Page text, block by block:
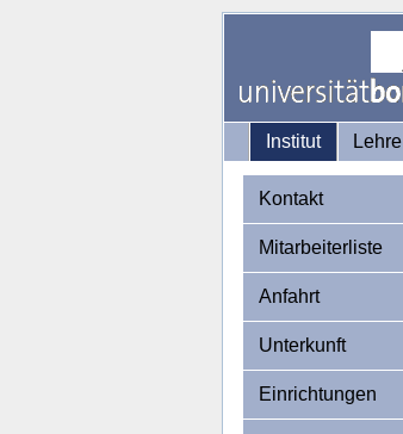
Institut Lehre
Kontakt
Mitarbeiterliste
Anfahrt
Unterkunft
Einrichtungen